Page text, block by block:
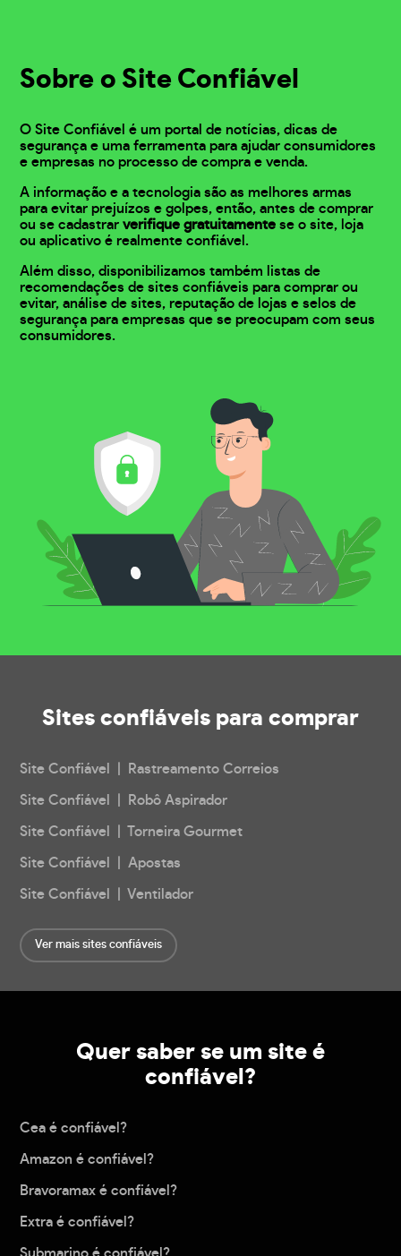
Sobre o Site Confiável
O Site Confiável é um portal de notícias, dicas de
segurança e uma ferramenta para ajudar consumidores
e empresas no processo de compra e venda.
A informação e a tecnologia são as melhores armas
para evitar prejuízos e golpes, então, antes de comprar
ou se cadastrarverifique gratuitamente se o site, loja
ou aplicativo é realmente confiável.
Além disso, disponibilizamos também listas de
recomendações de sites confiáveis para comprar ou
evitar, análise de sites, reputação de lojas e selos de
segurança para empresas que se preocupam com seus
consumidores.
Sites confiáveis para comprar
Site Confiável | Rastreamento Correios
Site Confiável | Robô Aspirador
Site Confiável | Torneira Gourmet
Site Confiável | Apostas
Site Confiável | Ventilador
Ver mais sites confiáveis
Quer saber se um site é
confiável?
Cea é confiável?
Amazon é confiável?
Bravoramax é confiável?
Extra é confiável?